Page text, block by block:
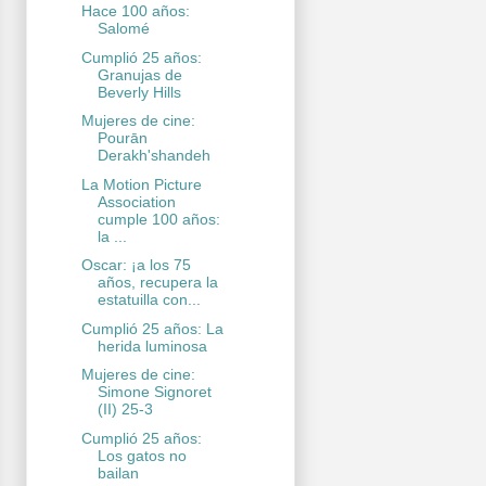
Hace 100 años:
Salomé
Cumplió 25 años:
Granujas de
Beverly Hills
Mujeres de cine:
Pourān
Derakh'shandeh
La Motion Picture
Association
cumple 100 años:
la ...
Oscar: ¡a los 75
años, recupera la
estatuilla con...
Cumplió 25 años: La
herida luminosa
Mujeres de cine:
Simone Signoret
(II) 25-3
Cumplió 25 años:
Los gatos no
bailan